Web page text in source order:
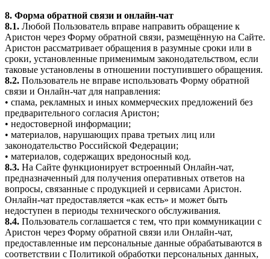
8. Форма обратной связи и онлайн-чат
8.1. Любой Пользователь вправе направить обращение к
Аристон через Форму обратной связи, размещённую на Сайте.
Аристон рассматривает обращения в разумные сроки или в
сроки, установленные применимым законодательством, если
таковые установлены в отношении поступившего обращения.
8.2. Пользователь не вправе использовать Форму обратной
связи и Онлайн-чат для направления:
• спама, рекламных и иных коммерческих предложений без
предварительного согласия Аристон;
• недостоверной информации;
• материалов, нарушающих права третьих лиц или
законодательство Российской Федерации;
• материалов, содержащих вредоносный код.
8.3. На Сайте функционирует встроенный Онлайн-чат,
предназначенный для получения оперативных ответов на
вопросы, связанные с продукцией и сервисами Аристон.
Онлайн-чат предоставляется «как есть» и может быть
недоступен в периоды технического обслуживания.
8.4. Пользователь соглашается с тем, что при коммуникации с
Аристон через Форму обратной связи или Онлайн-чат,
предоставленные им персональные данные обрабатываются в
соответствии с Политикой обработки персональных данных,